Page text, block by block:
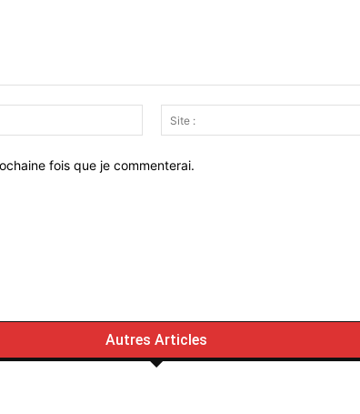
Email
:*
fois que je commenterai.
Autres Articles